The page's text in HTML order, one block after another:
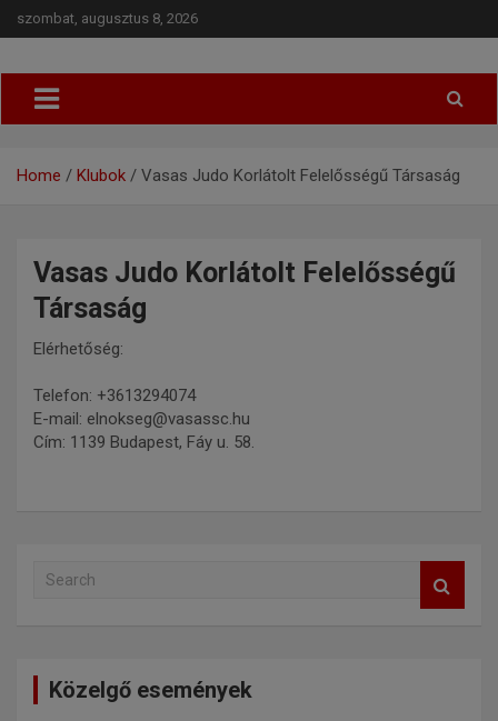
szombat, augusztus 8, 2026
BRJSZ
Home Klubok Vasas Judo Korlátolt Felelősségű Társaság
Vasas Judo Korlátolt Felelősségű
Társaság
Elérhetőség:
Telefon: +3613294074
E-mail: elnokseg@vasassc.hu
Cím: 1139 Budapest, Fáy u. 58.
Közelgő események